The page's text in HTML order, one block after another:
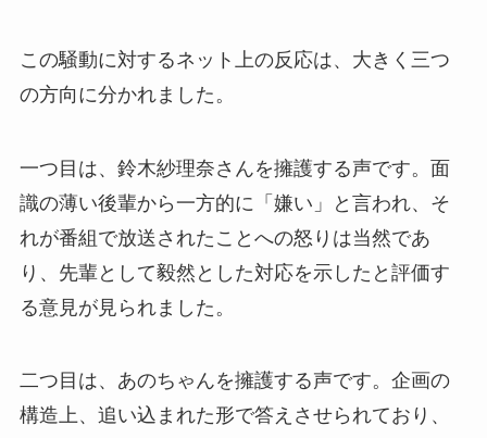
この騒動に対するネット上の反応は、大きく三つ
の方向に分かれました。
一つ目は、鈴木紗理奈さんを擁護する声です。面
識の薄い後輩から一方的に「嫌い」と言われ、そ
れが番組で放送されたことへの怒りは当然であ
り、先輩として毅然とした対応を示したと評価す
る意見が見られました。
二つ目は、あのちゃんを擁護する声です。企画の
構造上、追い込まれた形で答えさせられており、